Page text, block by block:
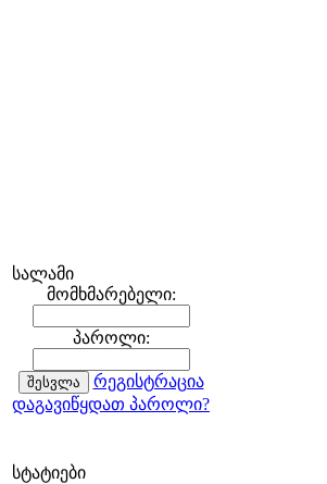
სალამი
მომხმარებელი:
პაროლი:
რეგისტრაცია
დაგავიწყდათ პაროლი?
სტატიები